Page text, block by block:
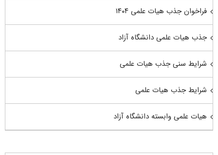
فراخوان جذب هیات علمی ۱۴۰۴
جذب هیات علمی دانشگاه آزاد
شرایط سنی جذب هیات علمی
شرایط جذب هیات علمی
هیات علمی وابسته دانشگاه آزاد